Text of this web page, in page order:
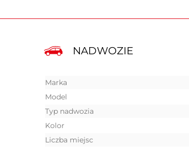
NADWOZIE
Marka
Model
Typ nadwozia
Kolor
Liczba miejsc